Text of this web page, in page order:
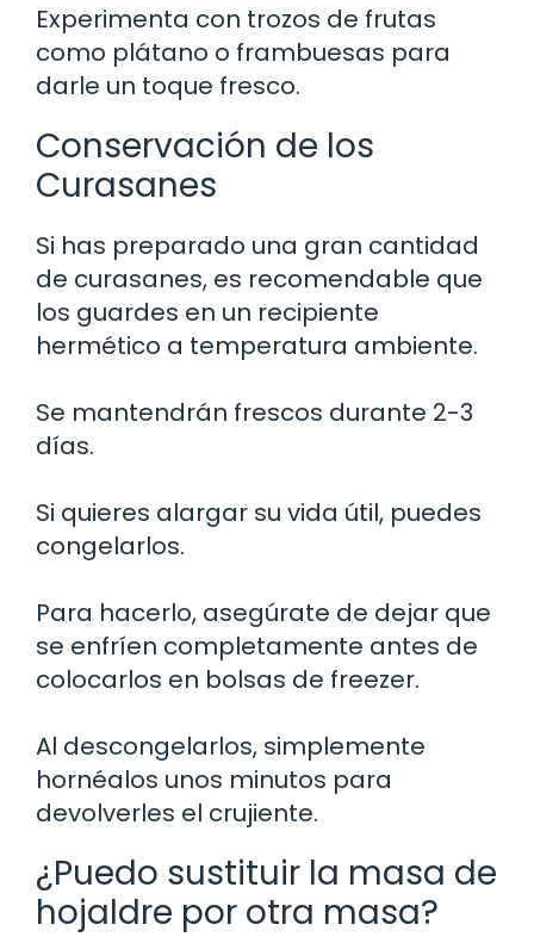
Experimenta con trozos de frutas
como plátano o frambuesas para
darle un toque fresco.
Conservación de los
Curasanes
Si has preparado una gran cantidad
de curasanes, es recomendable que
los guardes en un recipiente
hermético a temperatura ambiente.
Se mantendrán frescos durante 2-3
días.
Si quieres alargar su vida útil, puedes
congelarlos.
Para hacerlo, asegúrate de dejar que
se enfríen completamente antes de
colocarlos en bolsas de freezer.
Al descongelarlos, simplemente
hornéalos unos minutos para
devolverles el crujiente.
¿Puedo sustituir la masa de
hojaldre por otra masa?